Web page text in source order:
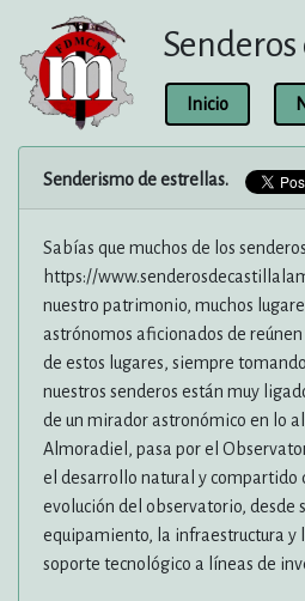
Inicio
Senderismo de estrellas.
Sabías que muchos de los
https://
nuestro patrimonio, muchos
astrónomos aficionados de
de estos lugares, siempre
nuestros senderos están muy
de un mirador astronómico en lo
Almoradiel, pasa por el
el desarrollo natural y compartido
evolución del observatorio, desde
equipamiento, la infraestructura y
soporte tecnológico a líneas de